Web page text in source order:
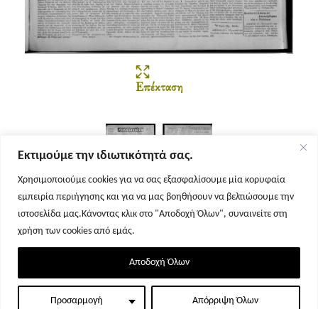
Εκτιμούμε την ιδιωτικότητά σας.
Χρησιμοποιούμε cookies για να σας εξασφαλίσουμε μία κορυφαία
εμπειρία περιήγησης και για να μας βοηθήσουν να βελτιώσουμε την
ιστοσελίδα μας.Κάνοντας κλικ στο "Αποδοχή Όλων", συναινείτε στη
χρήση των cookies από εμάς.
Προσαρμογή Απόρριψη Όλων
Αποδοχή Όλων
Επέκταση
Σελίδα 1 Σελίδα 2